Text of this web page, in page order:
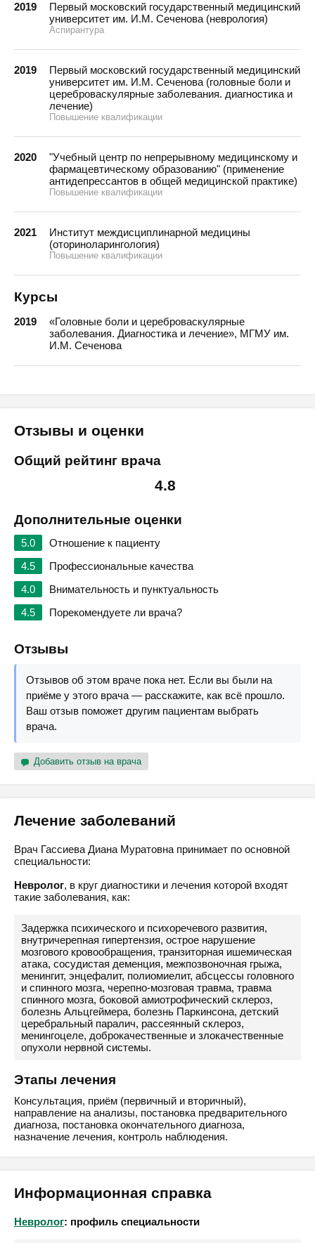
2019
Первый московский государственный медицинский
университет им. И.М. Сеченова (неврология)
Аспирантура
2019
Первый московский государственный медицинский
университет им. И.М. Сеченова (головные боли и
цереброваскулярные заболевания. диагностика и
лечение)
Повышение квалификации
2020
"Учебный центр по непрерывному медицинскому и
фармацевтическому образованию" (применение
антидепрессантов в общей медицинской практике)
Повышение квалификации
2021
Институт междисциплинарной медицины
(оториноларингология)
Повышение квалификации
Курсы
2019
«Головные боли и цереброваскулярные
заболевания. Диагностика и лечение», МГМУ им.
И.М. Сеченова
Отзывы и оценки
Общий рейтинг врача
4.8
Дополнительные оценки
5.0
Отношение к пациенту
4.5
Профессиональные качества
4.0
Внимательность и пунктуальность
4.5
Порекомендуете ли врача?
Отзывы
Отзывов об этом враче пока нет. Если вы были на
приёме у этого врача — расскажите, как всё прошло.
Ваш отзыв поможет другим пациентам выбрать
врача.
Добавить отзыв на врача
Лечение заболеваний
Врач Гассиева Диана Муратовна принимает по основной
специальности:
Невролог, в круг диагностики и лечения которой входят
такие заболевания, как:
Задержка психического и психоречевого развития,
внутричерепная гипертензия, острое нарушение
мозгового кровообращения, транзиторная ишемическая
атака, сосудистая деменция, межпозвоночная грыжа,
менингит, энцефалит, полиомиелит, абсцессы головного
и спинного мозга, черепно-мозговая травма, травма
спинного мозга, боковой амиотрофический склероз,
болезнь Альцгеймера, болезнь Паркинсона, детский
церебральный паралич, рассеянный склероз,
менингоцеле, доброкачественные и злокачественные
опухоли нервной системы.
Этапы лечения
Консультация, приём (первичный и вторичный),
направление на анализы, постановка предварительного
диагноза, постановка окончательного диагноза,
назначение лечения, контроль наблюдения.
Информационная справка
Невролог: профиль специальности